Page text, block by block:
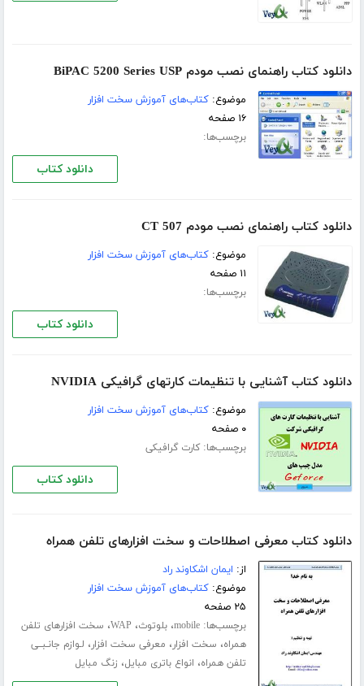
دانلود کتاب راهنمای نصب مودم BiPAC 5200 Series USP
موضوع:کتاب‌های آموزش سخت افزار
۱۶ صفحه
برچسب‌ها:
دانلود کتاب
دانلود کتاب راهنمای نصب مودم CT 507
موضوع:کتاب‌های آموزش سخت افزار
۱۱ صفحه
برچسب‌ها:
دانلود کتاب
دانلود کتاب آشنایی با تنظیمات کارتهای گرافیکی NVIDIA
موضوع:کتاب‌های آموزش سخت افزار
۰ صفحه
برچسب‌ها:کارت گرافیکی
دانلود کتاب
دانلود کتاب معرفی اصطلاحات و سخت افزارهای تلفن همراه
از: ایمان اشکاوند راد
موضوع:کتاب‌های آموزش سخت افزار
۲۵ صفحه
برچسب‌ها:mobile،بلوتوث، WAP، سخت افزارهای تلفن
همراه، سخت افزار، معرفی سخت افزار، لـوازم جانـبــی
تلفن همراه، انواع باتری مبایل، زنگ مبایل